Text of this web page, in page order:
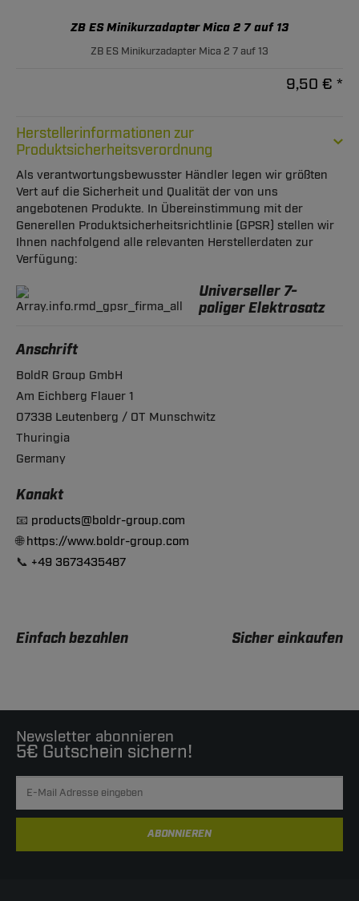
ZB ES Minikurzadapter Mica 2 7 auf 13
ZB ES Minikurzadapter Mica 2 7 auf 13
9,50 € *
Herstellerinformationen zur
Produktsicherheitsverordnung
Als verantwortungsbewusster Händler legen wir größten
Vert auf die Sicherheit und Qualität der von uns
angebotenen Produkte. In Übereinstimmung mit der
Generellen Produktsicherheitsrichtlinie (GPSR) stellen wir
Ihnen nachfolgend alle relevanten Herstellerdaten zur
Verfügung:
Universeller 7-
poliger Elektrosatz
Anschrift
BoldR Group GmbH
Am Eichberg Flauer 1
07338 Leutenberg / OT Munschwitz
Thuringia
Germany
Konakt
📧 products@boldr-group.com
🌐https://www.boldr-group.com
📞 +49 3673435487
Einfach bezahlen Sicher einkaufen
Newsletter abonnieren
5€ Gutschein sichern!
ABONNIEREN